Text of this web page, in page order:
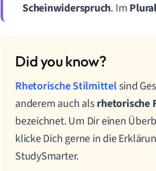
Scheinwiderspruch. Im Plural
Rhetorische Stilmittelsind
anderem auch als rhetorische
bezeichnet. Um Dir einen
klicke Dich gerne in die
StudySmarter.